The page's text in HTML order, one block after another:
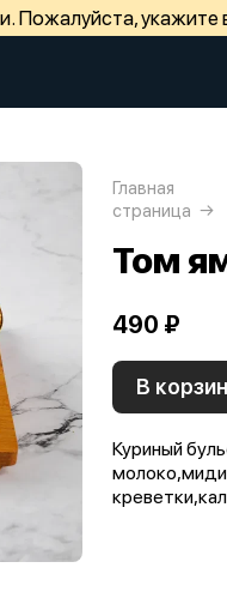
Пожалуйста,
Главная
страница
Том
490 ₽
В
Куриный